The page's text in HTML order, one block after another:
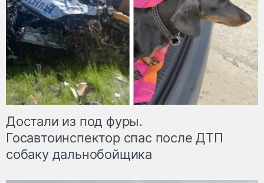
Достали из под фуры.
Госавтоинспектор спас после ДТП
собаку дальнобойщика